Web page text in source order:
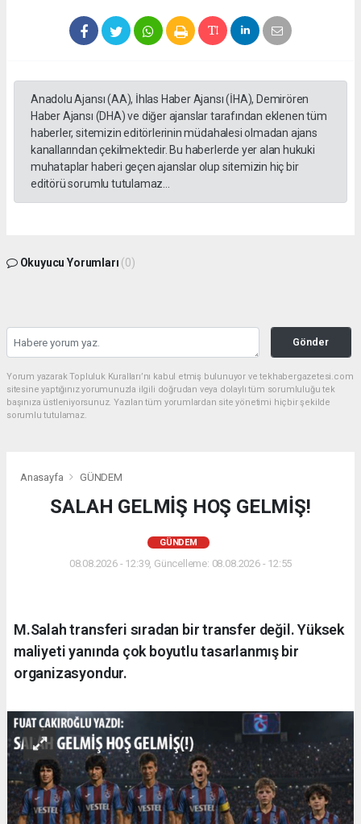
Anadolu Ajansı (AA), İhlas Haber Ajansı (İHA), Demirören
Haber Ajansı (DHA) ve diğer ajanslar tarafından eklenen tüm
haberler, sitemizin editörlerinin müdahalesi olmadan ajans
kanallarından çekilmektedir. Bu haberlerde yer alan hukuki
muhataplar haberi geçen ajanslar olup sitemizin hiç bir
editörü sorumlu tutulamaz...
Okuyucu Yorumları (0)
Gönder
Yorum yazarak Topluluk Kuralları’nı kabul etmiş bulunuyor ve tekhabergazetesi.com
sitesine yaptığınız yorumunuzla ilgili doğrudan veya dolaylı tüm sorumluluğu tek
başınıza üstleniyorsunuz. Yazılan tüm yorumlardan site yönetimi hiçbir şekilde
sorumlu tutulamaz.
Anasayfa GÜNDEM
SALAH GELMİŞ HOŞ GELMİŞ!
GÜNDEM
08.08.2026 - 12:39, Güncelleme: 08.08.2026 - 12:55
M.Salah transferi sıradan bir transfer değil. Yüksek
maliyeti yanında çok boyutlu tasarlanmış bir
organizasyondur.